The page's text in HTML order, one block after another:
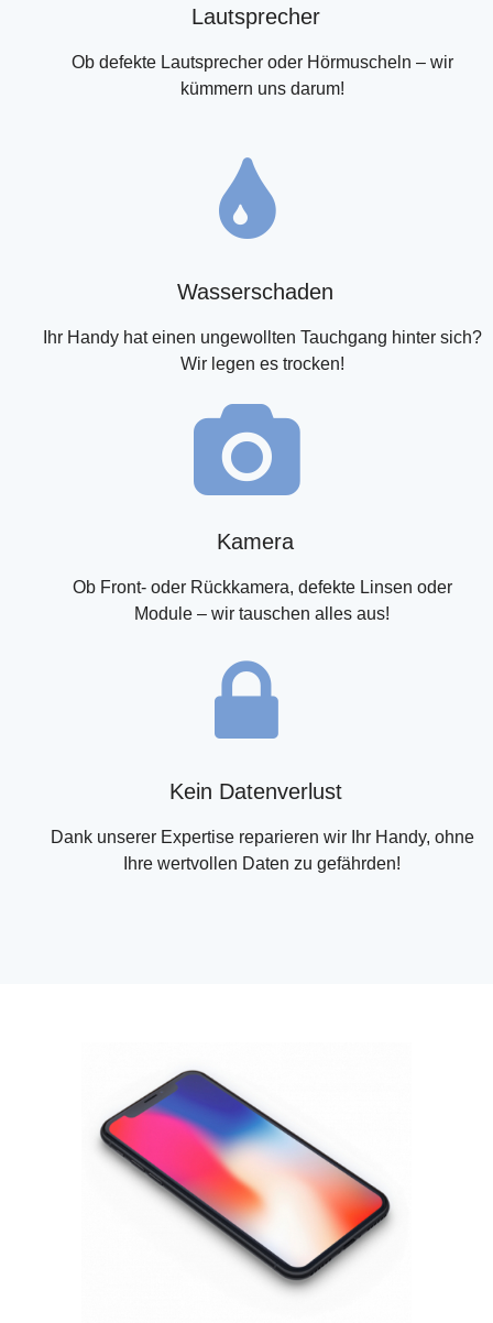
Lautsprecher
Ob defekte Lautsprecher oder Hörmuscheln – wir
kümmern uns darum!
Wasserschaden
Ihr Handy hat einen ungewollten Tauchgang hinter sich?
Wir legen es trocken!
Kamera
Ob Front- oder Rückkamera, defekte Linsen oder
Module – wir tauschen alles aus!
Kein Datenverlust
Dank unserer Expertise reparieren wir Ihr Handy, ohne
Ihre wertvollen Daten zu gefährden!